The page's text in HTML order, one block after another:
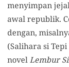
menyimpan
awal republik.
dengan,
(Salihara si
novelLembur